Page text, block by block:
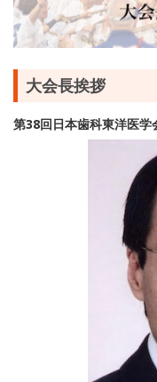
大会長挨拶
第38回日本歯科東洋医学